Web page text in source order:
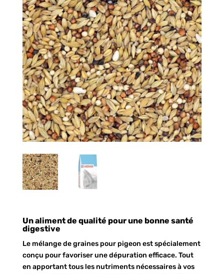
Un aliment de qualité pour une bonne santé
digestive
Le mélange de graines pour pigeon est spécialement
conçu pour favoriser une dépuration efficace. Tout
en apportant tous les nutriments nécessaires à vos